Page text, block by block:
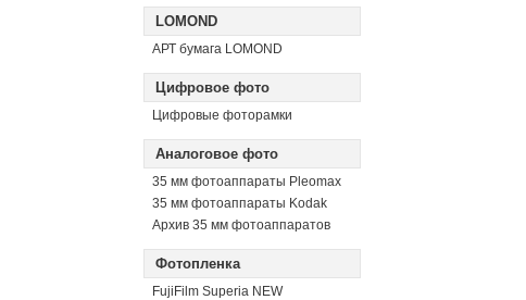
LOMOND
АРТ бумага LOMOND
Цифровое фото
Цифровые фоторамки
Аналоговое фото
35 мм фотоаппараты Pleomax
35 мм фотоаппараты Kodak
Архив 35 мм фотоаппаратов
Фотопленка
FujiFilm Superia NEW